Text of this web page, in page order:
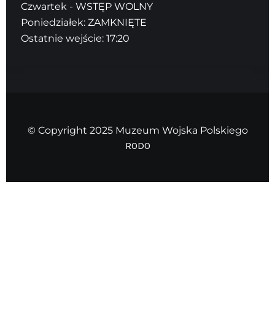
Czwartek - WSTĘP WOLNY
Poniedziałek: ZAMKNIĘTE
Ostatnie wejście: 17:20
© Copyright 2025 Muzeum Wojska Polskiego
RODO